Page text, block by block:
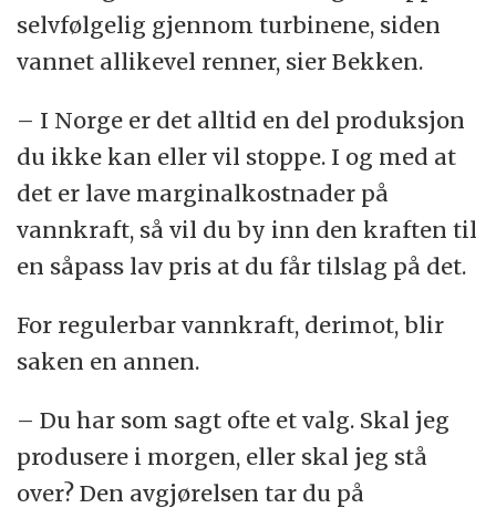
selvfølgelig gjennom turbinene, siden
vannet allikevel renner, sier Bekken.
– I Norge er det alltid en del produksjon
du ikke kan eller vil stoppe. I og med at
det er lave marginalkostnader på
vannkraft, så vil du by inn den kraften til
en såpass lav pris at du får tilslag på det.
For regulerbar vannkraft, derimot, blir
saken en annen.
– Du har som sagt ofte et valg. Skal jeg
produsere i morgen, eller skal jeg stå
over? Den avgjørelsen tar du på